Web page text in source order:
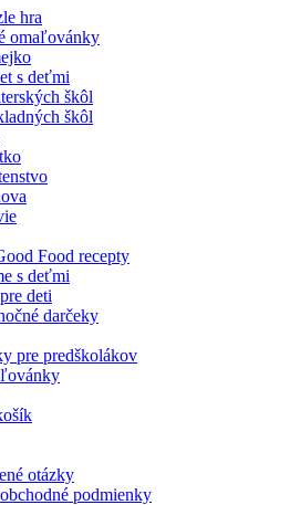
hra
omaľovánky
s deťmi
škôl
škôl
Food recepty
s deťmi
deti
darčeky
pre predškolákov
otázky
podmienky